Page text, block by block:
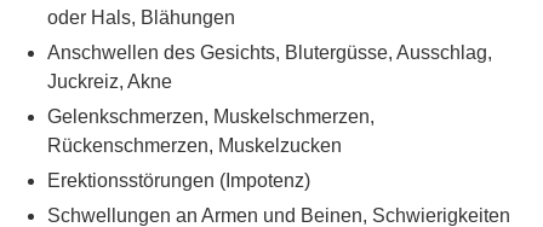
oder Hals, Blähungen
Anschwellen des Gesichts, Blutergüsse, Ausschlag,
Juckreiz, Akne
Gelenkschmerzen, Muskelschmerzen,
Rückenschmerzen, Muskelzucken
Erektionsstörungen (Impotenz)
Schwellungen an Armen und Beinen, Schwierigkeiten